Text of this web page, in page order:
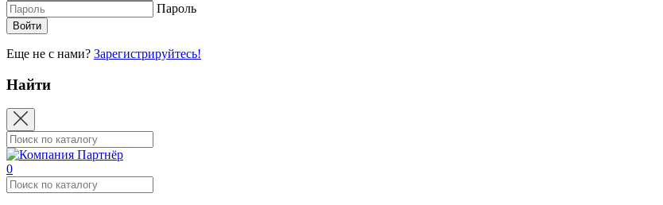
Пароль
Еще не с нами? Зарегистрируйтесь!
Найти
0